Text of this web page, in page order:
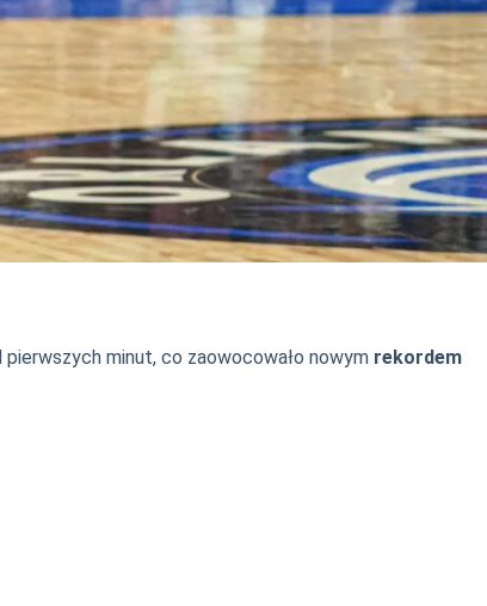
minut, co zaowocowało nowym rekordem